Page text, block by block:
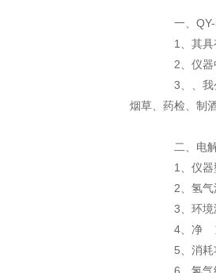
一、QY-
1、其具有
2、仪器中
3、、我公
烟草、药检、制
二、电解
1、仪器
2、氢气
3、环境
4、净
5、消耗